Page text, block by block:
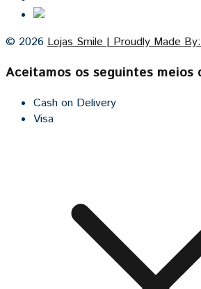
© 2026 Lojas Smile | Proudly Made
Aceitamos os seguintes meios
Cash on Delivery
Visa